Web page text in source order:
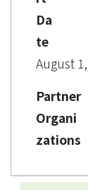
Da
te
August
Partner
Organi
zations